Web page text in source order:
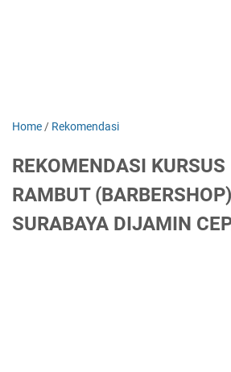
Home / Rekomendasi
REKOMENDASI KURSUS
RAMBUT
SURABAYA DIJAMIN